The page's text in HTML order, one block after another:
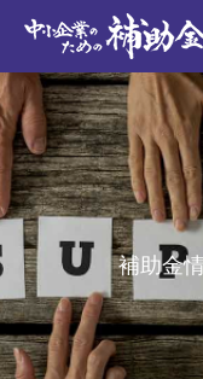
補助金情